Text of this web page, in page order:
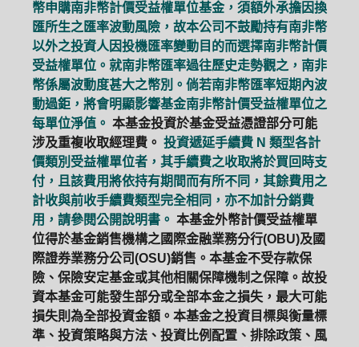
幣申購南非幣計價受益權單位基金，須額外承擔因換
匯所生之匯率波動風險，故本公司不鼓勵持有南非幣
以外之投資人因投機匯率變動目的而選擇南非幣計價
受益權單位。就南非幣匯率過往歷史走勢觀之，南非
幣係屬波動度甚大之幣別。倘若南非幣匯率短期內波
動過鉅，將會明顯影響基金南非幣計價受益權單位之
每單位淨值。 本基金投資於基金受益憑證部分可能
涉及重複收取經理費。 投資遞延手續費 N 類型各計
價類別受益權單位者，其手續費之收取將於買回時支
付，且該費用將依持有期間而有所不同，其餘費用之
計收與前收手續費類型完全相同，亦不加計分銷費
用，請參閱公開說明書。 本基金外幣計價受益權單
位得於基金銷售機構之國際金融業務分行(OBU)及國
際證券業務分公司(OSU)銷售。本基金不受存款保
險、保險安定基金或其他相關保障機制之保障。故投
資本基金可能發生部分或全部本金之損失，最大可能
損失則為全部投資金額。本基金之投資目標與衡量標
準、投資策略與方法、投資比例配置、排除政策、風